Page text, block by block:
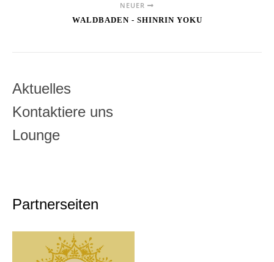
NEUER
WALDBADEN - SHINRIN YOKU
Aktuelles
Kontaktiere uns
Lounge
Partnerseiten